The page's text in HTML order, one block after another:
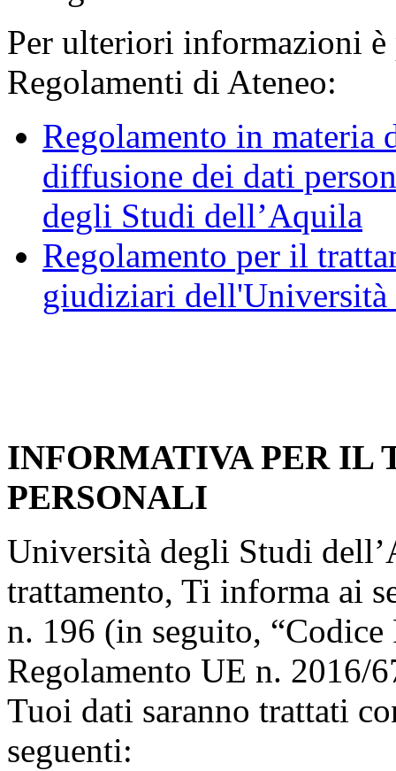
Per ulteriori informazioni è
Regolamenti di Ateneo:
Regolamento in materia
diffusione dei dati
degli Studi dell’Aquila
Regolamento per il
giudiziari
INFORMATIVA PER IL
PERSONALI
Università degli Studi
trattamento, Ti informa ai
n. 196 (in seguito, “Codice
Regolamento UE n. 2016/
Tuoi dati saranno trattati
seguenti: